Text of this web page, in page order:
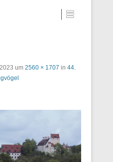
um 2560 × 1707 in 44.